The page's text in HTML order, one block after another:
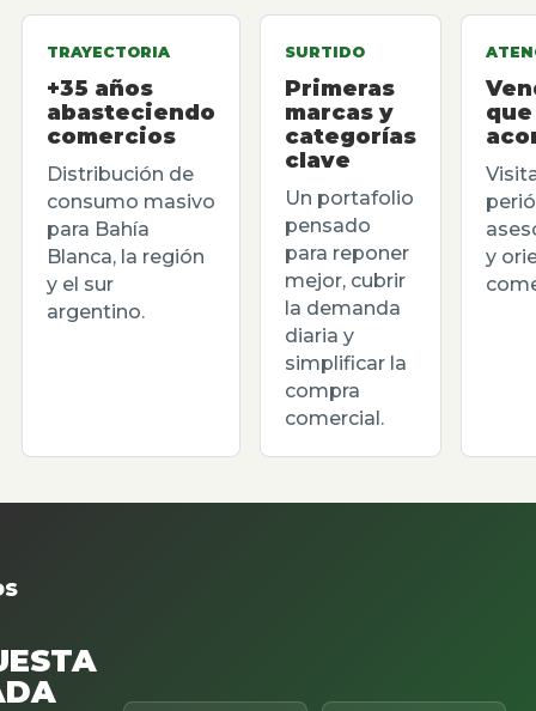
TRAYECTORIA
+35 años
abasteciendo
comercios
Distribución de
consumo masivo
para Bahía
Blanca, la región
y el sur
argentino.
SURTIDO
Primeras
marcas y
categorías
clave
Un portafolio
pensado
para reponer
mejor, cubrir
la demanda
diaria y
simplificar la
compra
comercial.
que
y